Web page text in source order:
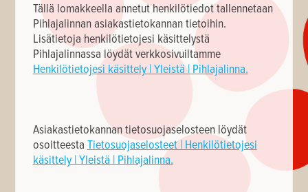
Tällä lomakkeella annetut henkilötiedot tallennetaan
Pihlajalinnan asiakastietokannan tietoihin.
Lisätietoja henkilötietojesi käsittelystä
Pihlajalinnassa löydät verkkosivuiltamme
Henkilötietojesi käsittely | Yleistä | Pihlajalinna.
Asiakastietokannan tietosuojaselosteen löydät
osoitteestaTietosuojaselosteet | Henkilötietojesi
käsittely | Yleistä | Pihlajalinna.